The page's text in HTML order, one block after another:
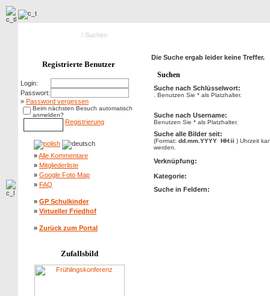
/ Suchen
Registrierte Benutzer
Login:
Passwort:
» Password vergessen
Beim nächsten Besuch automatisch
anmelden?
Registrierung
»Alle Kommentare
» Mitgliederliste
» Google Foto Map
» FAQ
» GP Schulkinder
» Virtueller Friedhof
» Zurück zum Portal
Zufallsbild
Die Suche ergab leider keine Treffer.
Suchen
Suche nach Schlüsselwort:
. Benutzen Sie * als Platzhalter.
Suche nach Username:
Benutzen Sie * als Platzhalter.
Suche alle Bilder seit:
(Format: dd.mm.YYYY HH:ii ) Uhrzeit
werden.
Verknüpfung:
Kategorie:
Suche in Feldern: